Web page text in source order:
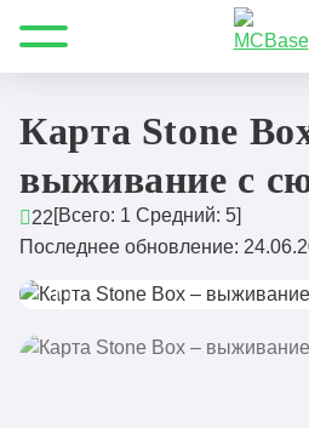
Все для Minecraft Карты
Карта Stone
выживание с
22[Всего: 1 Средний: 5]
Последнее обновление: